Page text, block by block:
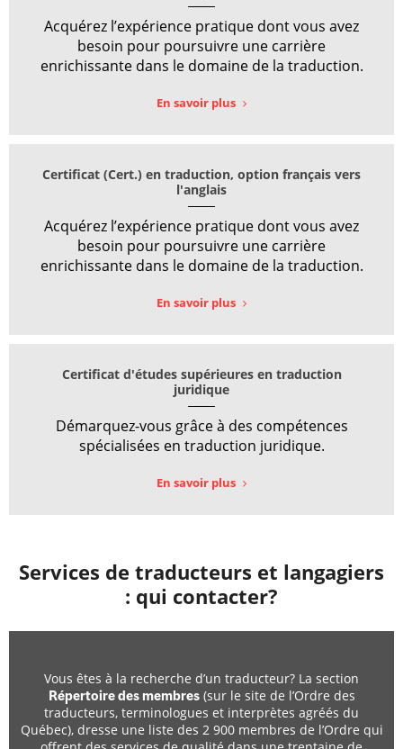
Acquérez l’expérience pratique dont vous avez
besoin pour poursuivre une carrière
enrichissante dans le domaine de la traduction.
En savoir plus
Certificat (Cert.) en traduction, option français vers
l'anglais
Acquérez l’expérience pratique dont vous avez
besoin pour poursuivre une carrière
enrichissante dans le domaine de la traduction.
En savoir plus
Certificat d'études supérieures en traduction
juridique
Démarquez-vous grâce à des compétences
spécialisées en traduction juridique.
En savoir plus
Services de traducteurs et langagiers
: qui contacter?
Vous êtes à la recherche d’un traducteur? La section
Répertoire des membres(sur le site de l’Ordre des
traducteurs, terminologues et interprètes agréés du
Québec), dresse une liste des 2 900 membres de l’Ordre qui